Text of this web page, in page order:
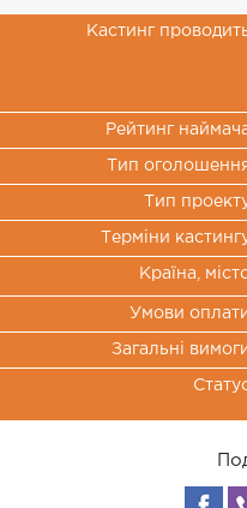
Кастинг
Рейтинг
Тип оголошення
Тип
Терміни
Країна,
Умови оплати
Загальні вимоги